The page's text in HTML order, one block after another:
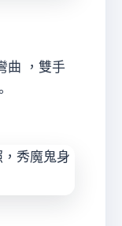
曲 ，雙手